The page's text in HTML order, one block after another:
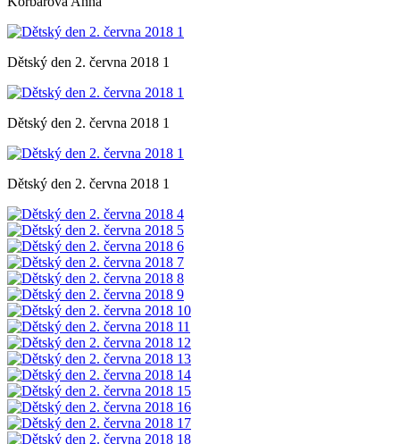
Dětský den 2. června 2018 1
Dětský den 2. června 2018 1
Dětský den 2. června 2018 1